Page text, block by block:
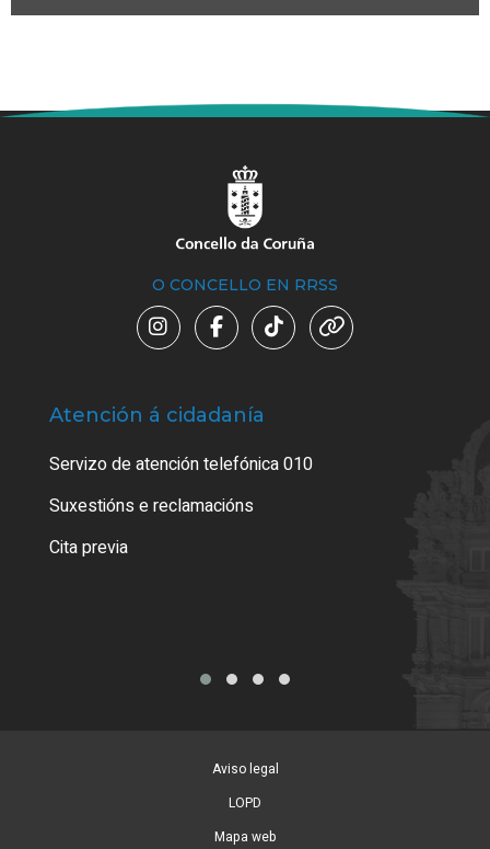
O CONCELLO EN RRSS
Atención á cidadanía
Servizo de atención telefónica 010
Suxestións e reclamacións
Cita previa
Aviso legal
LOPD
Mapa web